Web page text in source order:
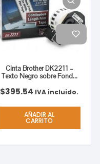
Cinta Brother DK2211 –
Texto Negro sobre Fondo
BLANCO PLASTICA 29MM
$395.54 IVA incluido.
AÑADIR AL
CARRITO